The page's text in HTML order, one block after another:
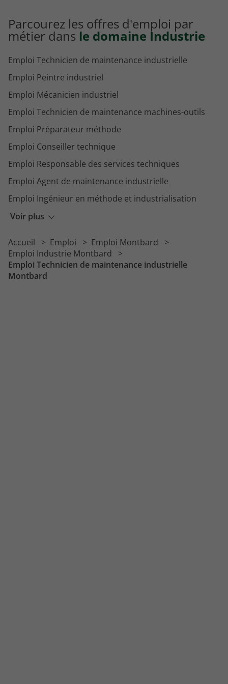
Parcourez les offres d'emploi par
métier dans le domaine Industrie
Voir plus
Emploi Technicien de maintenance industrielle
Emploi Peintre industriel
Emploi Mécanicien industriel
Emploi Technicien de maintenance machines-outils
Emploi Préparateur méthode
Emploi Conseiller technique
Emploi Responsable des services techniques
Emploi Agent de maintenance industrielle
Emploi Ingénieur en méthode et industrialisation
Emploi Peintre aéronautique
Emploi Chef de projet industrialisation
Accueil Emploi
Emploi Montbard
Emploi Industrie Montbard
Emploi Technicien de maintenance industrielle
Montbard